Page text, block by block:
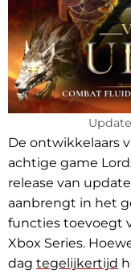
De ontwikkelaars
achtige game
release van
aanbrengt in het
functies toevoegt
Xbox Series.
dag tegelijkertijd